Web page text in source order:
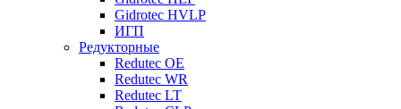
Gidrotec HVLP
ИГП
Редукторные
Redutec OE
Redutec WR
Redutec LT